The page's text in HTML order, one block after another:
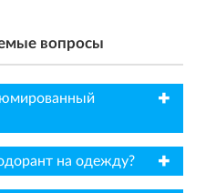
вопросы
✖
✖
на одежду?